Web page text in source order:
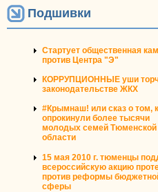
Подшивки
Стартует общественная
против Центра "Э"
КОРРУПЦИОННЫЕ уши
законодательстве ЖКХ
#Крымнаш! или сказ о том,
опрокинули более тысячи
молодых семей Тюменской
области
15 мая 2010 г. тюменцы
всероссийскую акцию
против реформы
сферы